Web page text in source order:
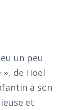
un peu
de Hoël
à son
et